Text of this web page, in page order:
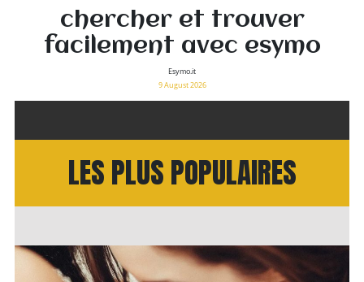
chercher et trouver
facilement avec esymo
Esymo.it
9 August 2026
LES PLUS POPULAIRES